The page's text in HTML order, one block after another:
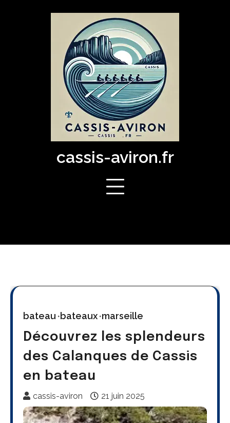
cassis-aviron.fr
bateau bateaux marseille
Découvrez les splendeurs
des Calanques de Cassis
en bateau
cassis-aviron 21 juin 2025